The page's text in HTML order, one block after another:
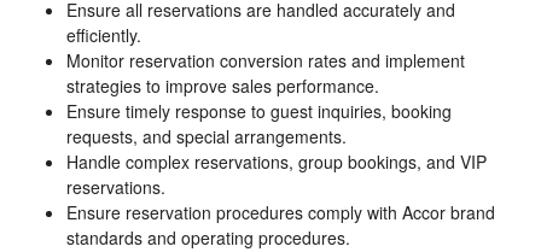
Ensure all reservations are handled accurately and
efficiently.
Monitor reservation conversion rates and implement
strategies to improve sales performance.
Ensure timely response to guest inquiries, booking
requests, and special arrangements.
Handle complex reservations, group bookings, and VIP
reservations.
Ensure reservation procedures comply with Accor brand
standards and operating procedures.